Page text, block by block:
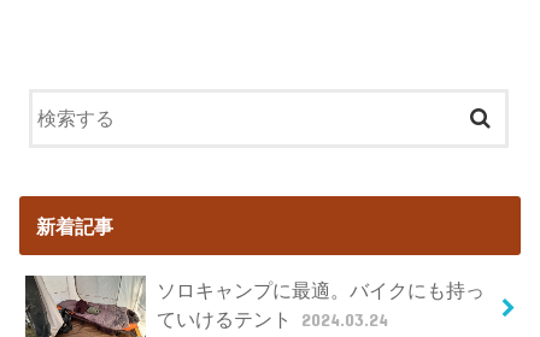
新着記事
ソロキャンプに最適。バイクにも持っ
ていけるテント
2024.03.24